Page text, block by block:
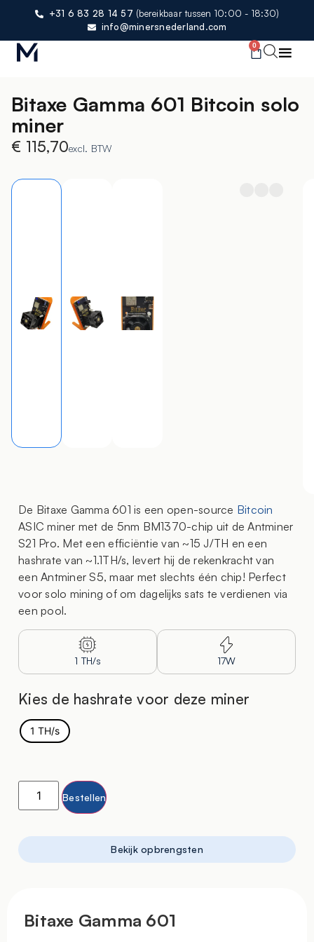
+31 6 83 28 14 57 (bereikbaar tussen 10:00 - 18:30)
info@minersnederland.com
0
Bitaxe Gamma 601 Bitcoin solo
miner
€ 115,70excl. BTW
De Bitaxe Gamma 601 is een open-source Bitcoin
ASIC miner met de 5nm BM1370-chip uit de Antminer
S21 Pro. Met een efficiëntie van ~15 J/TH en een
hashrate van ~1.1TH/s, levert hij de rekenkracht van
een Antminer S5, maar met slechts één chip! Perfect
voor solo mining of om dagelijks sats te verdienen via
een pool.
1 TH/s 17W
Kies de hashrate voor deze miner
1 TH/s
Bestellen
Bekijk opbrengsten
Bitaxe Gamma 601